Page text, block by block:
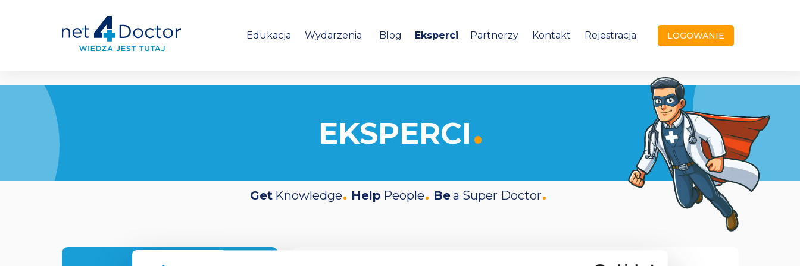
Edukacja Wydarzenia Blog Eksperci Partnerzy Kontakt Rejestracja LOGOWANIE
EKSPERCI
Get Knowledge Help People Bea Super Doctor